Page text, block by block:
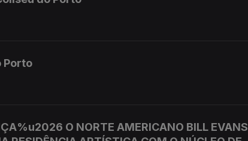
Porto
O NORTE AMERICANO BILL EVANS